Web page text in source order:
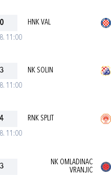
11:00
0 HNK VAL
11:00
3 NK SOLIN
11:00
4 RNK SPLIT
3
NK OMLADINAC
VRANJIC